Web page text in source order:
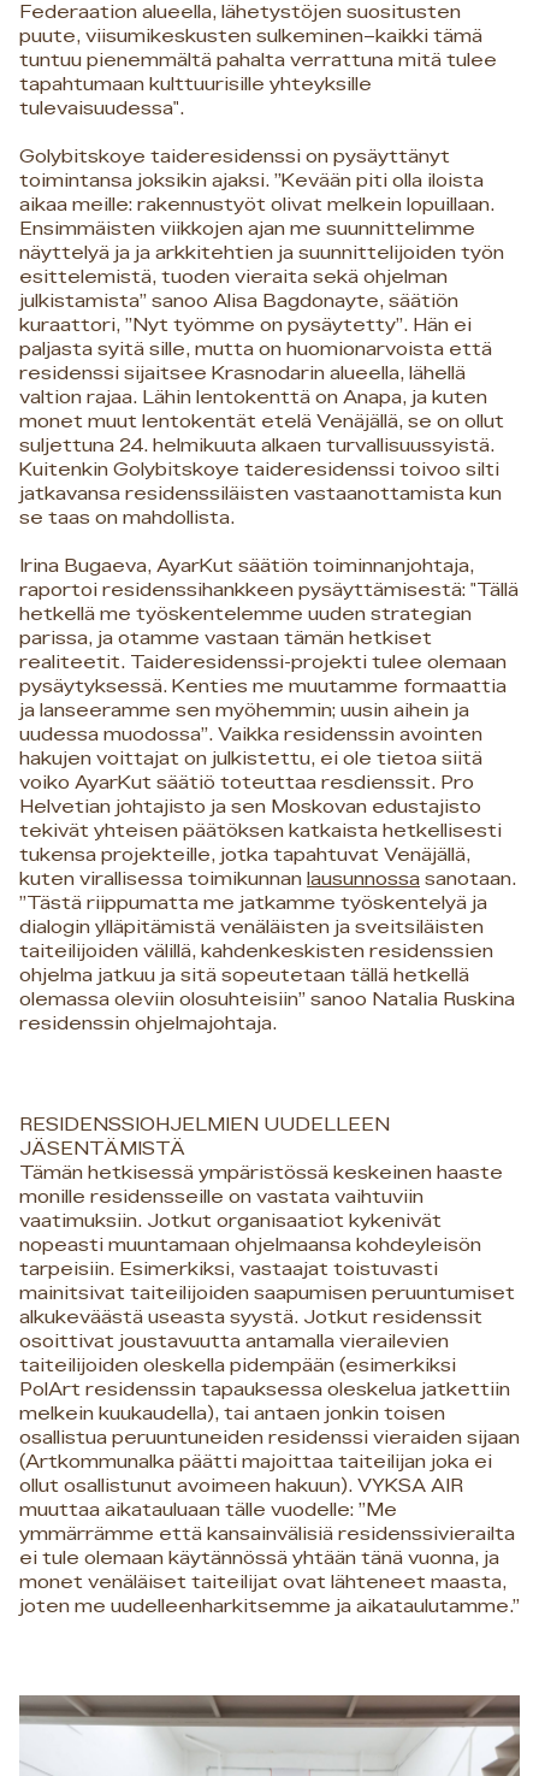
Federaation alueella, lähetystöjen suositusten
puute, viisumikeskusten sulkeminen–kaikki tämä
tuntuu pienemmältä pahalta verrattuna mitä tulee
tapahtumaan kulttuurisille yhteyksille
tulevaisuudessa".
Golybitskoye taideresidenssi on pysäyttänyt
toimintansa joksikin ajaksi. ”Kevään piti olla iloista
aikaa meille: rakennustyöt olivat melkein lopuillaan.
Ensimmäisten viikkojen ajan me suunnittelimme
näyttelyä ja ja arkkitehtien ja suunnittelijoiden työn
esittelemistä, tuoden vieraita sekä ohjelman
julkistamista” sanoo Alisa Bagdonayte, säätiön
kuraattori, ”Nyt työmme on pysäytetty”. Hän ei
paljasta syitä sille, mutta on huomionarvoista että
residenssi sijaitsee Krasnodarin alueella, lähellä
valtion rajaa. Lähin lentokenttä on Anapa, ja kuten
monet muut lentokentät etelä Venäjällä, se on ollut
suljettuna 24. helmikuuta alkaen turvallisuussyistä.
Kuitenkin Golybitskoye taideresidenssi toivoo silti
jatkavansa residenssiläisten vastaanottamista kun
se taas on mahdollista.
Irina Bugaeva, AyarKut säätiön toiminnanjohtaja,
raportoi residenssihankkeen pysäyttämisestä: "Tällä
hetkellä me työskentelemme uuden strategian
parissa, ja otamme vastaan tämän hetkiset
realiteetit. Taideresidenssi-projekti tulee olemaan
pysäytyksessä. Kenties me muutamme formaattia
ja lanseeramme sen myöhemmin; uusin aihein ja
uudessa muodossa”. Vaikka residenssin avointen
hakujen voittajat on julkistettu, ei ole tietoa siitä
voiko AyarKut säätiö toteuttaa resdienssit. Pro
Helvetian johtajisto ja sen Moskovan edustajisto
tekivät yhteisen päätöksen katkaista hetkellisesti
tukensa projekteille, jotka tapahtuvat Venäjällä,
kuten virallisessa toimikunnan lausunnossa sanotaan.
”Tästä riippumatta me jatkamme työskentelyä ja
dialogin ylläpitämistä venäläisten ja sveitsiläisten
taiteilijoiden välillä, kahdenkeskisten residenssien
ohjelma jatkuu ja sitä sopeutetaan tällä hetkellä
olemassa oleviin olosuhteisiin” sanoo Natalia Ruskina
residenssin ohjelmajohtaja.
RESIDENSSIOHJELMIEN UUDELLEEN
JÄSENTÄMISTÄ
Tämän hetkisessä ympäristössä keskeinen haaste
monille residensseille on vastata vaihtuviin
vaatimuksiin. Jotkut organisaatiot kykenivät
nopeasti muuntamaan ohjelmaansa kohdeyleisön
tarpeisiin. Esimerkiksi, vastaajat toistuvasti
mainitsivat taiteilijoiden saapumisen peruuntumiset
alkukeväästä useasta syystä. Jotkut residenssit
osoittivat joustavuutta antamalla vierailevien
taiteilijoiden oleskella pidempään (esimerkiksi
PolArt residenssin tapauksessa oleskelua jatkettiin
melkein kuukaudella), tai antaen jonkin toisen
osallistua peruuntuneiden residenssi vieraiden sijaan
(Artkommunalka päätti majoittaa taiteilijan joka ei
ollut osallistunut avoimeen hakuun). VYKSA AIR
muuttaa aikatauluaan tälle vuodelle: ”Me
ymmärrämme että kansainvälisiä residenssivierailta
ei tule olemaan käytännössä yhtään tänä vuonna, ja
monet venäläiset taiteilijat ovat lähteneet maasta,
joten me uudelleenharkitsemme ja aikataulutamme.”